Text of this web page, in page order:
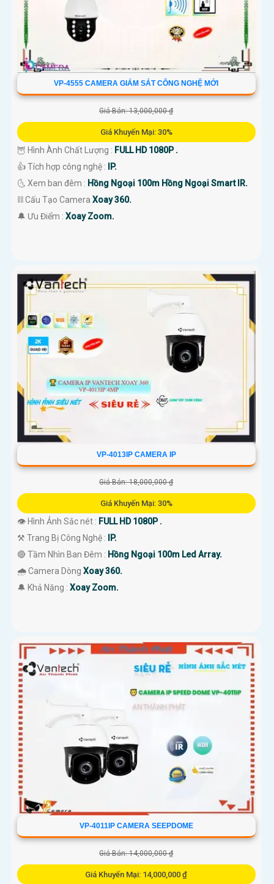
VP-4555 CAMERA GIÁM SÁT CÔNG NGHỆ MỚI
Giá Bán: 13,000,000 ₫
Giá Khuyến Mại: 30%
🦉 Hình Ành Chất Lượng : FULL HD 1080P .
👍 Tích hợp công nghệ :
IP.
🌜 Xem ban đêm : Hồng Ngoại 100m Hồng Ngoại Smart IR.
⛓ Cấu Tạo Camera Xoay 360.
️🔔 Ưu Điểm : Xoay Zoom.
VP-4013IP CAMERA IP
Giá Bán: 18,000,000 ₫
Giá Khuyến Mại: 30%
👁 Hình Ảnh Sắc nét : FULL HD 1080P .
⚒ Trang Bị Công Nghệ :
IP.
🔴 Tầm Nhìn Ban Đêm : Hồng Ngoại 100m Led Array.
🌧️ Camera Dòng Xoay 360.
️🔔 Khả Năng : Xoay Zoom.
VP-4011IP CAMERA SEEPDOME
Giá Bán: 14,000,000 ₫
Giá Khuyến Mại: 14,000,000 ₫